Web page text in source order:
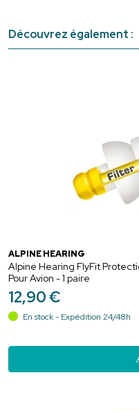
Découvrez également :
ALPINE HEARING
Alpine Hearing FlyFit
Pour Avion - 1 paire
12,90€
En stock - Expédition 24/48h